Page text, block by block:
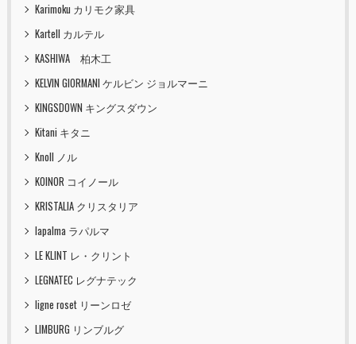
Karimoku カリモク家具
Kartell カルテル
KASHIWA 柏木工
KELVIN GIORMANI ケルビン ジョルマーニ
KINGSDOWN キングスダウン
Kitani キタニ
Knoll ノル
KOINOR コイノール
KRISTALIA クリスタリア
lapalma ラパルマ
LE KLINT レ・クリント
LEGNATEC レグナテック
ligne roset リーンロゼ
LIMBURG リンブルグ